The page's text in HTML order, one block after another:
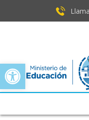
Open